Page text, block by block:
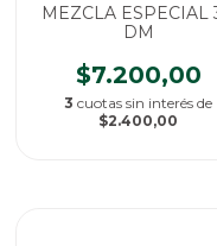
MEZCLA ESPECIAL
DM
$7.200,00
3 cuotas sin interés de
$2.400,00